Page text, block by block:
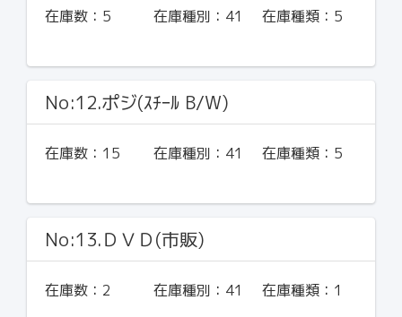
在庫数： 5 在庫種別： 41 在庫種類： 5
No:12.ポジ(ｽﾁｰﾙ B/W)
在庫数： 15 在庫種別： 41 在庫種類： 5
No:13.ＤＶＤ(市販)
在庫数： 2 在庫種別： 41 在庫種類： 1